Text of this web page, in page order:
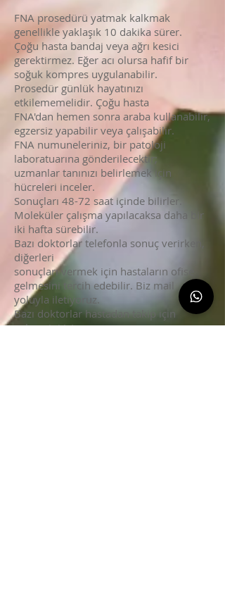
FNA prosedürü yatmak kalkmak
genellikle yaklaşık 10 dakika sürer.
Çoğu hasta bandaj veya ağrı kesici
gerektirmez. Eğer acı olursa hafif bir
soğuk kompres uygulanabilir.
Prosedür günlük hayatınızı
etkilememelidir. Çoğu hasta
FNA'dan hemen sonra araba kullanabilir,
egzersiz yapabilir veya çalışabilir.
FNA numuneleriniz, bir patoloji
laboratuarına gönderilecektir;
uzmanlar tanınızı belirlemek için
hücreleri inceler.
Sonuçları 48-72 saat içinde bilirler.
Moleküler çalışma yapılacaksa daha bir
iki hafta sürebilir.
Bazı doktorlar telefonla sonuç verirken,
diğerleri
sonuçları vermek için hastaların ofise
gelmesini tercih edebilir. Biz mail
yoluyla iletiyoruz.
Bazı doktorlar hastadan takip için
gelmesini ister